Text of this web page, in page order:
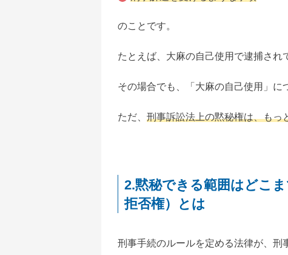
のことです。
たとえば、大麻の自己使用で逮捕され
その場合でも、「大麻の自己使用」に
ただ、刑事訴訟法上の黙秘権は、もっ
2.黙秘できる範囲はどこ
拒否権）とは
刑事手続のルールを定める法律が、刑